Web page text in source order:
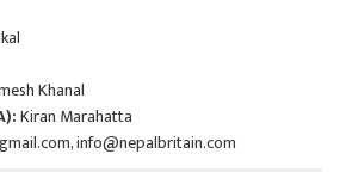
Khanal
Kiran Marahatta
,info@nepalbritain.com